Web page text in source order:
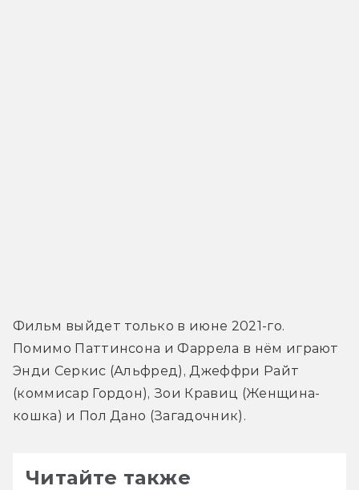
Фильм выйдет только в июне 2021-го.
Помимо Паттинсона и Фаррела в нём играют
Энди Серкис (Альфред), Джеффри Райт
(коммисар Гордон), Зои Кравиц (Женщина-
кошка) и Пол Дано (Загадочник).
Читайте также